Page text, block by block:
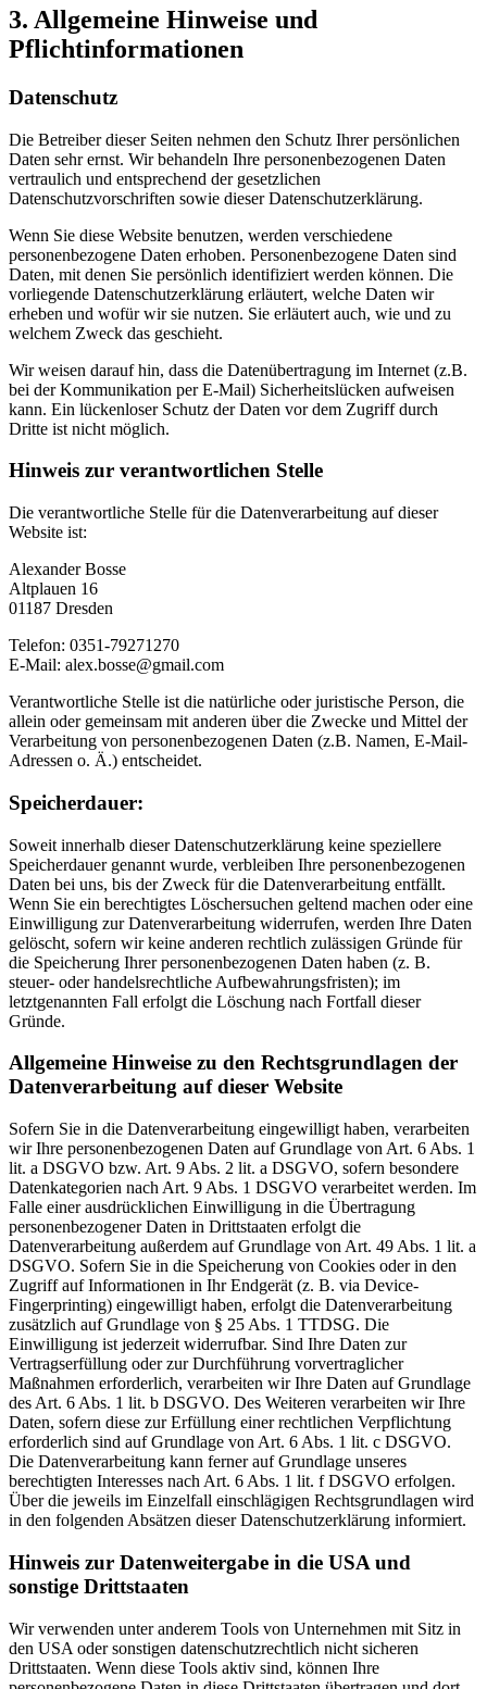
3. Allgemeine Hinweise und
Pflichtinformationen
Datenschutz
Die Betreiber dieser Seiten nehmen den Schutz Ihrer persönlichen
Daten sehr ernst. Wir behandeln Ihre personenbezogenen Daten
vertraulich und entsprechend der gesetzlichen
Datenschutzvorschriften sowie dieser Datenschutzerklärung.
Wenn Sie diese Website benutzen, werden verschiedene
personenbezogene Daten erhoben. Personenbezogene Daten sind
Daten, mit denen Sie persönlich identifiziert werden können. Die
vorliegende Datenschutzerklärung erläutert, welche Daten wir
erheben und wofür wir sie nutzen. Sie erläutert auch, wie und zu
welchem Zweck das geschieht.
Wir weisen darauf hin, dass die Datenübertragung im Internet (z.B.
bei der Kommunikation per E-Mail) Sicherheitslücken aufweisen
kann. Ein lückenloser Schutz der Daten vor dem Zugriff durch
Dritte ist nicht möglich.
Hinweis zur verantwortlichen Stelle
Die verantwortliche Stelle für die Datenverarbeitung auf dieser
Website ist:
Alexander Bosse
Altplauen 16
01187 Dresden
Telefon: 0351-79271270
E-Mail: alex.bosse@gmail.com
Verantwortliche Stelle ist die natürliche oder juristische Person, die
allein oder gemeinsam mit anderen über die Zwecke und Mittel der
Verarbeitung von personenbezogenen Daten (z.B. Namen, E-Mail-
Adressen o. Ä.) entscheidet.
Speicherdauer:
Soweit innerhalb dieser Datenschutzerklärung keine speziellere
Speicherdauer genannt wurde, verbleiben Ihre personenbezogenen
Daten bei uns, bis der Zweck für die Datenverarbeitung entfällt.
Wenn Sie ein berechtigtes Löschersuchen geltend machen oder eine
Einwilligung zur Datenverarbeitung widerrufen, werden Ihre Daten
gelöscht, sofern wir keine anderen rechtlich zulässigen Gründe für
die Speicherung Ihrer personenbezogenen Daten haben (z. B.
steuer- oder handelsrechtliche Aufbewahrungsfristen); im
letztgenannten Fall erfolgt die Löschung nach Fortfall dieser
Gründe.
Allgemeine Hinweise zu den Rechtsgrundlagen der
Datenverarbeitung auf dieser Website
Sofern Sie in die Datenverarbeitung eingewilligt haben, verarbeiten
wir Ihre personenbezogenen Daten auf Grundlage von Art. 6 Abs. 1
lit. a DSGVO bzw. Art. 9 Abs. 2 lit. a DSGVO, sofern besondere
Datenkategorien nach Art. 9 Abs. 1 DSGVO verarbeitet werden. Im
Falle einer ausdrücklichen Einwilligung in die Übertragung
personenbezogener Daten in Drittstaaten erfolgt die
Datenverarbeitung außerdem auf Grundlage von Art. 49 Abs. 1 lit. a
DSGVO. Sofern Sie in die Speicherung von Cookies oder in den
Zugriff auf Informationen in Ihr Endgerät (z. B. via Device-
Fingerprinting) eingewilligt haben, erfolgt die Datenverarbeitung
zusätzlich auf Grundlage von § 25 Abs. 1 TTDSG. Die
Einwilligung ist jederzeit widerrufbar. Sind Ihre Daten zur
Vertragserfüllung oder zur Durchführung vorvertraglicher
Maßnahmen erforderlich, verarbeiten wir Ihre Daten auf Grundlage
des Art. 6 Abs. 1 lit. b DSGVO. Des Weiteren verarbeiten wir Ihre
Daten, sofern diese zur Erfüllung einer rechtlichen Verpflichtung
erforderlich sind auf Grundlage von Art. 6 Abs. 1 lit. c DSGVO.
Die Datenverarbeitung kann ferner auf Grundlage unseres
berechtigten Interesses nach Art. 6 Abs. 1 lit. f DSGVO erfolgen.
Über die jeweils im Einzelfall einschlägigen Rechtsgrundlagen wird
in den folgenden Absätzen dieser Datenschutzerklärung informiert.
Hinweis zur Datenweitergabe in die USA und
sonstige Drittstaaten
Wir verwenden unter anderem Tools von Unternehmen mit Sitz in
den USA oder sonstigen datenschutzrechtlich nicht sicheren
Drittstaaten. Wenn diese Tools aktiv sind, können Ihre